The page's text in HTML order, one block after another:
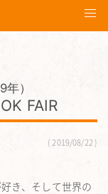
）
FAIR
2019/08/22
き、そして世界の